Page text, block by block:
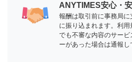
ANYTIMES安心・
報酬は取引前に事務局
に振り込まれます。利
でも不審な内容のサー
ーがあった場合は通報し